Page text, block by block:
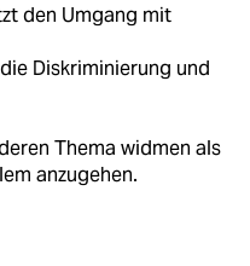
den Umgang mit
Diskriminierung und
Thema widmen als
anzugehen.